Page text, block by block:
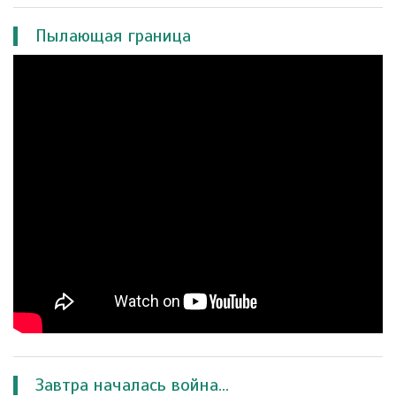
Пылающая граница
Завтра началась война...